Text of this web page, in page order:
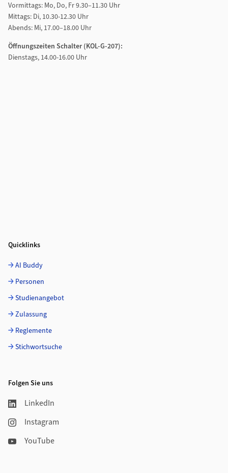
Vormittags: Mo, Do, Fr 9.30–11.30 Uhr
Mittags: Di, 10.30-12.30 Uhr
Abends: Mi, 17.00–18.00 Uhr
Öffnungszeiten Schalter (KOL-G-207):
Dienstags, 14.00-16.00 Uhr
Quicklinks
AI Buddy
Personen
Studienangebot
Zulassung
Reglemente
Stichwortsuche
Folgen Sie uns
LinkedIn
Instagram
YouTube